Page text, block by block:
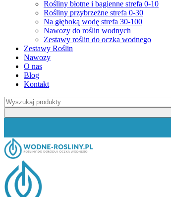
Rośliny błotne i bagienne strefa 0-10
Rośliny przybrzeżne strefa 0-30
Na głęboką wodę strefa 30-100
Nawozy do roślin wodnych
Zestawy roślin do oczka wodnego
Zestawy Roślin
Nawozy
O nas
Blog
Kontakt
Szukaj: